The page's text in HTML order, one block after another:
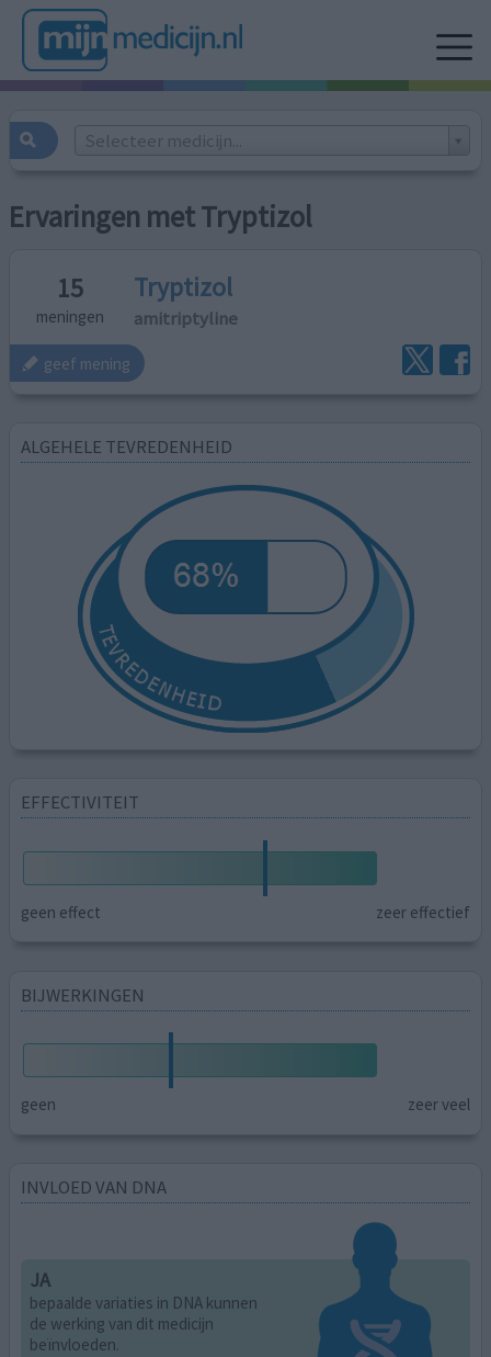
Selecteer medicijn...
Ervaringen met Tryptizol
15
meningen
Tryptizol
amitriptyline
geef mening
ALGEHELE TEVREDENHEID
EFFECTIVITEIT
geen effect zeer effectief
BIJWERKINGEN
geen zeer veel
INVLOED VAN DNA
JA
bepaalde variaties in DNA kunnen
de werking van dit medicijn
beïnvloeden.